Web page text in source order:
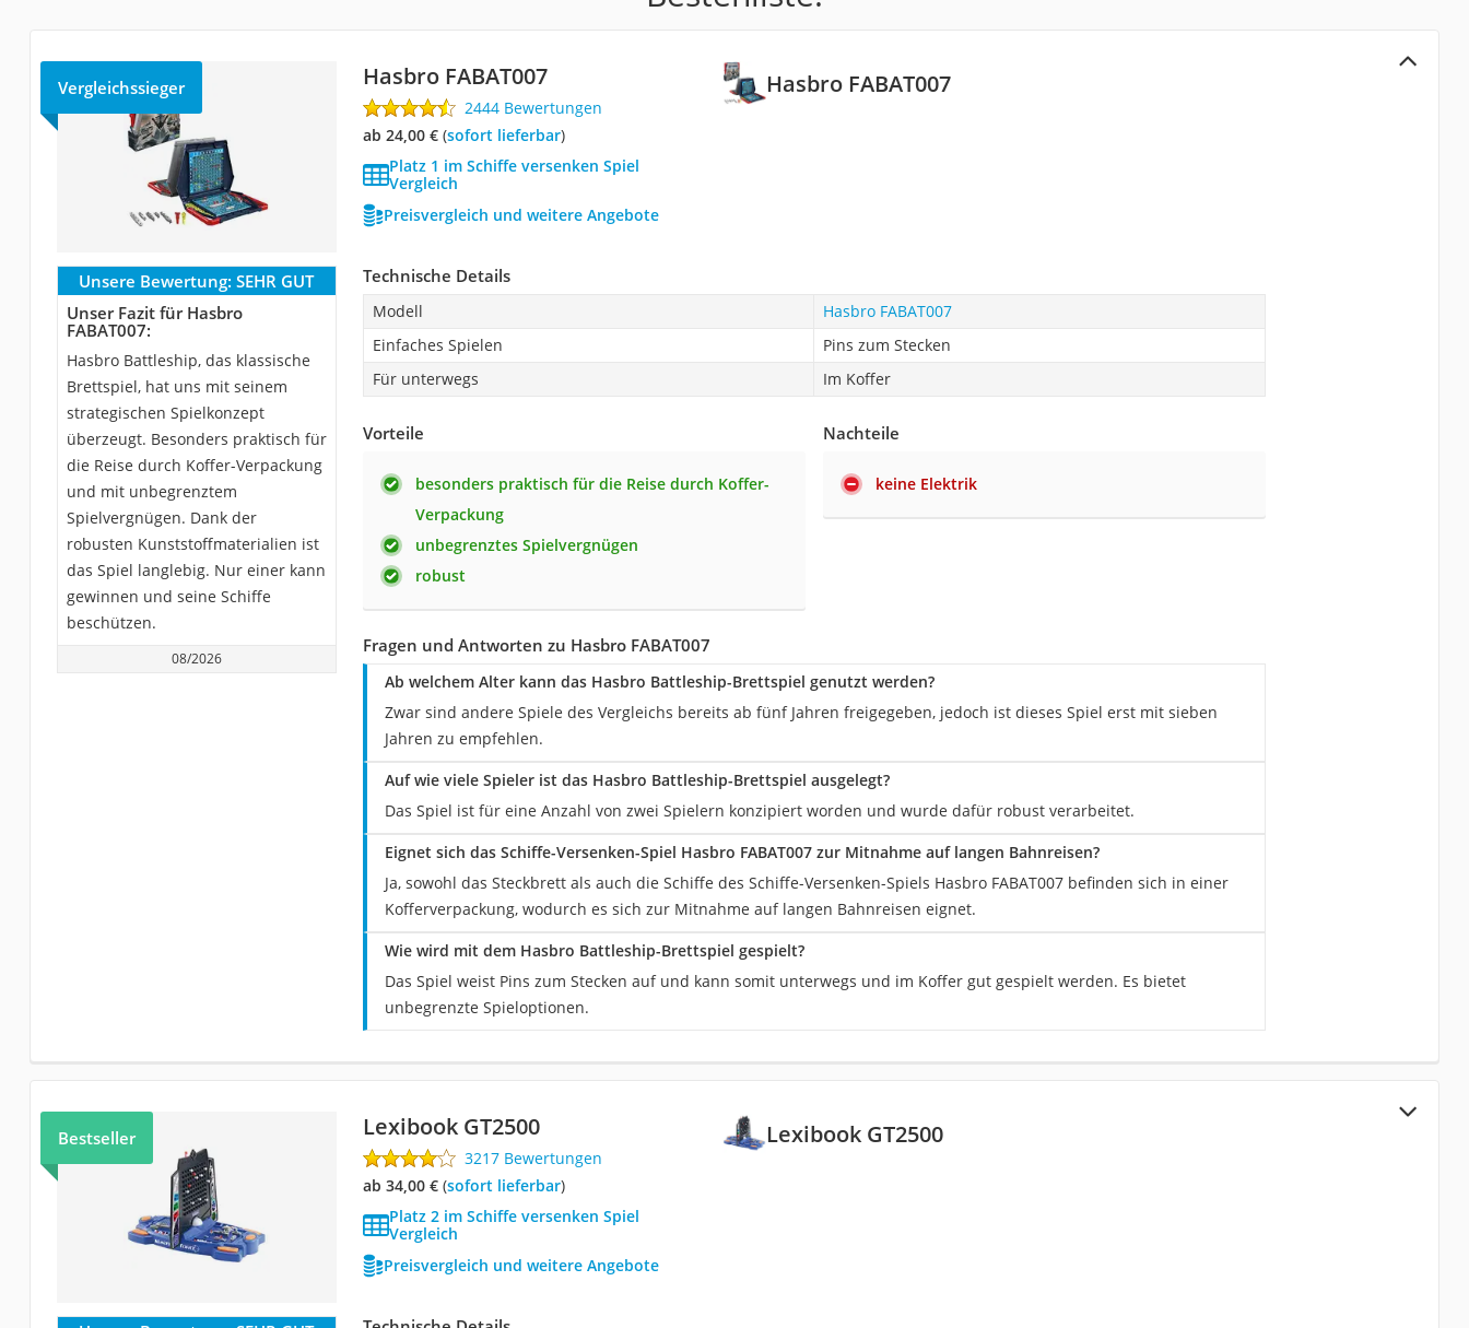
Hasbro FABAT007
Vergleichssieger Hasbro FABAT007
2444 Bewertungen
ab 24,00 €( Sofort lieferbar)
Platz 1 im Schiffe versenken Spiel
Vergleich
Preisvergleich und weitere Angebote
Unsere Bewertung: SEHR GUT
Unser Fazit für Hasbro
FABAT007:
Hasbro Battleship, das klassische
Brettspiel, hat uns mit seinem
strategischen Spielkonzept
überzeugt. Besonders praktisch für
die Reise durch Koffer-Verpackung
und mit unbegrenztem
Spielvergnügen. Dank der
robusten Kunststoffmaterialien ist
das Spiel langlebig. Nur einer kann
gewinnen und seine Schiffe
beschützen.
08/2026
Technische Details
Modell
Hasbro FABAT007
Einfaches Spielen
Pins zum Stecken
Für unterwegs
Im Koffer
Vorteile
besonders praktisch für die Reise durch Koffer-
Verpackung
unbegrenztes Spielvergnügen
robust
Nachteile
keine Elektrik
Fragen und Antworten zu Hasbro FABAT007
Ab welchem Alter kann das Hasbro Battleship-Brettspiel genutzt werden?
Zwar sind andere Spiele des Vergleichs bereits ab fünf Jahren freigegeben, jedoch ist dieses Spiel erst mit sieben
Jahren zu empfehlen.
Auf wie viele Spieler ist das Hasbro Battleship-Brettspiel ausgelegt?
Das Spiel ist für eine Anzahl von zwei Spielern konzipiert worden und wurde dafür robust verarbeitet.
Eignet sich das Schiffe-Versenken-Spiel Hasbro FABAT007 zur Mitnahme auf langen Bahnreisen?
Ja, sowohl das Steckbrett als auch die Schiffe des Schiffe-Versenken-Spiels Hasbro FABAT007 befinden sich in einer
Kofferverpackung, wodurch es sich zur Mitnahme auf langen Bahnreisen eignet.
Wie wird mit dem Hasbro Battleship-Brettspiel gespielt?
Das Spiel weist Pins zum Stecken auf und kann somit unterwegs und im Koffer gut gespielt werden. Es bietet
unbegrenzte Spieloptionen.
Lexibook GT2500
Bestseller Lexibook GT2500
3217 Bewertungen
ab 34,00 €( Sofort lieferbar)
Platz 2 im Schiffe versenken Spiel
Vergleich
Preisvergleich und weitere Angebote